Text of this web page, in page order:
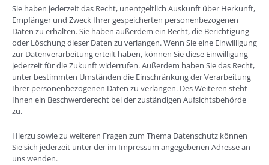
Sie haben jederzeit das Recht, unentgeltlich Auskunft über Herkunft,
Empfänger und Zweck Ihrer gespeicherten personenbezogenen
Daten zu erhalten. Sie haben außerdem ein Recht, die Berichtigung
oder Löschung dieser Daten zu verlangen. Wenn Sie eine Einwilligung
zur Datenverarbeitung erteilt haben, können Sie diese Einwilligung
jederzeit für die Zukunft widerrufen. Außerdem haben Sie das Recht,
unter bestimmten Umständen die Einschränkung der Verarbeitung
Ihrer personenbezogenen Daten zu verlangen. Des Weiteren steht
Ihnen ein Beschwerderecht bei der zuständigen Aufsichtsbehörde
zu.
Hierzu sowie zu weiteren Fragen zum Thema Datenschutz können
Sie sich jederzeit unter der im Impressum angegebenen Adresse an
uns wenden.